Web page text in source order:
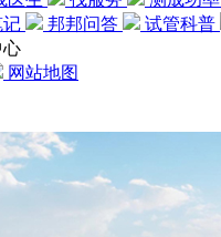
记 邦邦问答 试管科普
心
网站地图